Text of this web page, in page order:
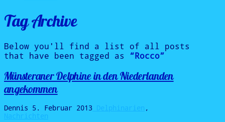
Tag Archive
Below you'll find a list of all posts
that have been tagged as
“Rocco”
Münsteraner Delphine in den Niederlanden
angekommen
Dennis 5. Februar 2013
,